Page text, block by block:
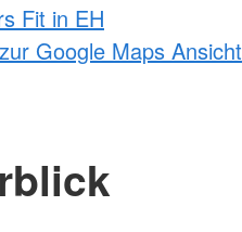
Fit in EH
Google Maps Ansicht